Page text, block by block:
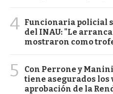
4 Funcionaria policial
del INAU: "Le
mostraron como
5
Con Perrone y
tiene asegurados los
aprobación de la